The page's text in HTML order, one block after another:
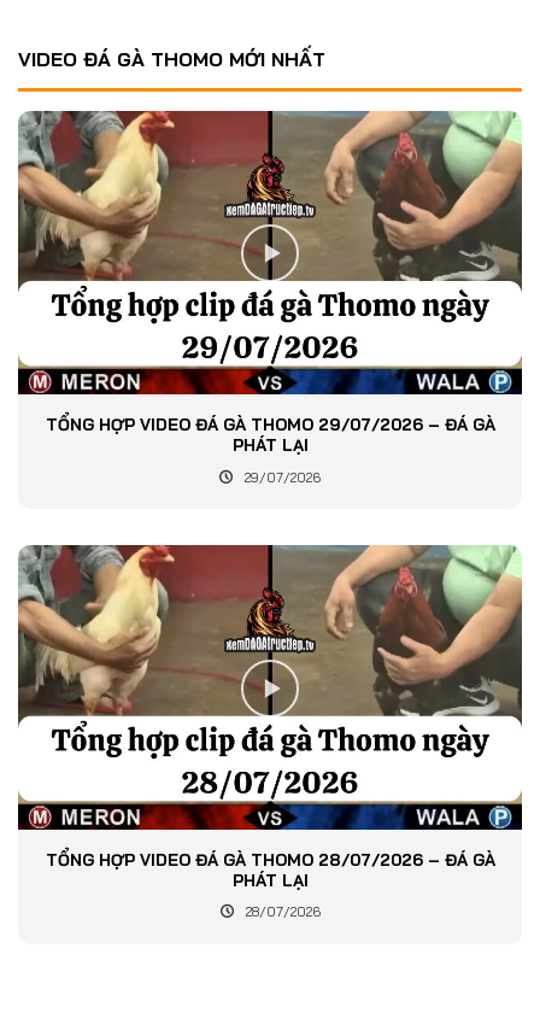
VIDEO ĐÁ GÀ THOMO MỚI NHẤT
TỔNG HỢP VIDEO ĐÁ GÀ THOMO 29/07/2026 – ĐÁ GÀ
PHÁT LẠI
29/07/2026
TỔNG HỢP VIDEO ĐÁ GÀ THOMO 28/07/2026 – ĐÁ GÀ
PHÁT LẠI
28/07/2026